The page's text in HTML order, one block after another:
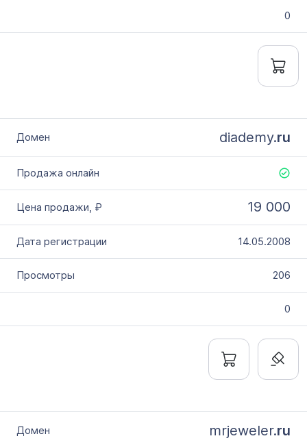
0
diademy.ru
19 000
14.05.2008
206
0
mrjeweler.ru